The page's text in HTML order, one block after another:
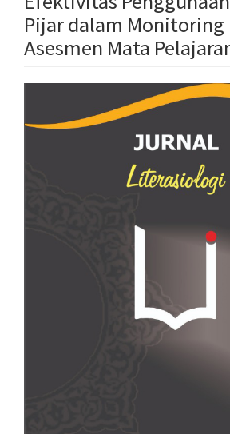
Pijar dalam Monitoring
Asesmen Mata
Sidebar